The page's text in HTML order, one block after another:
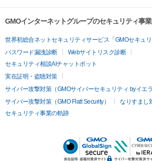
GMOインターネットグループのセキュリティ事
世界初総合ネットセキュリティサービス「GMOセキュリ
パスワード漏洩診断
Webサイトリスク診断
セキュリティ相談AIチャットボット
実在証明・盗聴対策
サイバー攻撃対策（GMOサイバーセキュリティ byイエラ
サイバー攻撃対策（GMO Flatt Security）
なりすまし
セキュリティ事業の軌跡